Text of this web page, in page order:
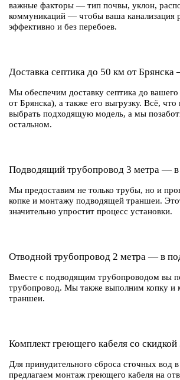
важные факторы — тип почвы, уклон,
коммуникаций — чтобы ваша канализация
эффективно и без перебоев.
Доставка септика до 50 км от
Мы обеспечим доставку септика до
от Брянска), а также его выгрузку. Всё,
выбрать подходящую модель, а мы
остальном.
Подводящий трубопровод 3 метра — в
Мы предоставим не только трубы, но и
копке и монтажу подводящей траншеи.
значительно упростит процесс установки.
Отводной трубопровод 2 метра — в
Вместе с подводящим трубопроводом вы
трубопровод. Мы также выполним копку и
траншеи.
Комплект греющего кабеля со скидкой
Для принудительного сброса сточных вод
предлагаем монтаж греющего кабеля на